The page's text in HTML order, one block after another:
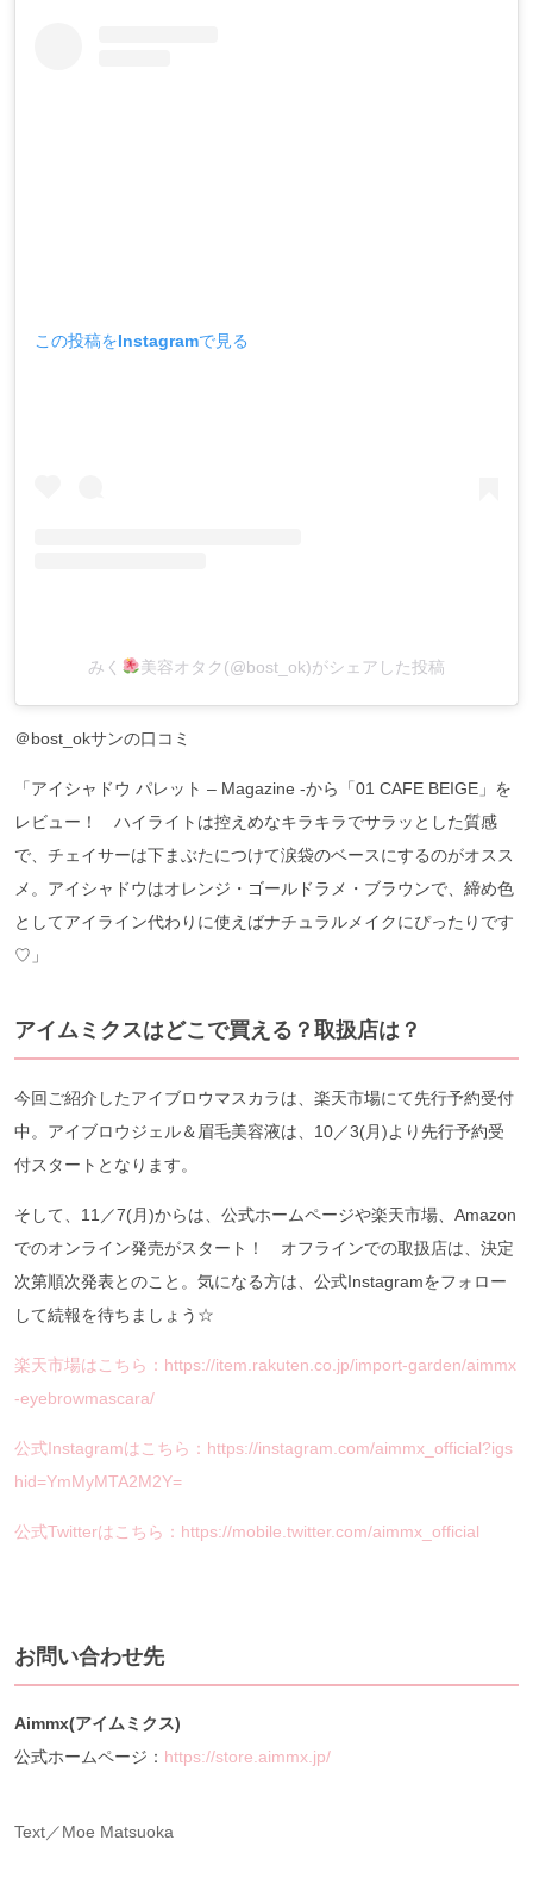
この投稿をInstagramで見る
みく 美容オタク(@bost_ok)がシェアした投稿
＠bost_okサンの口コミ
「アイシャドウ パレット – Magazine -から「01 CAFE BEIGE」を
レビュー！ ハイライトは控えめなキラキラでサラッとした質感
で、チェイサーは下まぶたにつけて涙袋のベースにするのがオスス
メ。アイシャドウはオレンジ・ゴールドラメ・ブラウンで、締め色
としてアイライン代わりに使えばナチュラルメイクにぴったりです
♡」
アイムミクスはどこで買える？取扱店は？
今回ご紹介したアイブロウマスカラは、楽天市場にて先行予約受付
中。アイブロウジェル＆眉毛美容液は、10／3(月)より先行予約受
付スタートとなります。
そして、11／7(月)からは、公式ホームページや楽天市場、Amazon
でのオンライン発売がスタート！ オフラインでの取扱店は、決定
次第順次発表とのこと。気になる方は、公式Instagramをフォロー
して続報を待ちましょう☆
楽天市場はこちら：https://item.rakuten.co.jp/import-garden/aimmx
-eyebrowmascara/
公式Instagramはこちら：https://instagram.com/aimmx_official?igs
hid=YmMyMTA2M2Y=
公式Twitterはこちら：https://mobile.twitter.com/aimmx_official
お問い合わせ先
Aimmx(アイムミクス)
公式ホームページ： https://store.aimmx.jp/
Text／Moe Matsuoka